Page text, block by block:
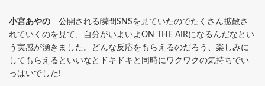
小宮あやの 公開される瞬間SNSを見ていたのでたくさん拡散さ
れていくのを見て、自分がいよいよON THE AIRになるんだなとい
う実感が湧きました。どんな反応をもらえるのだろう、楽しみに
してもらえるといいなとドキドキと同時にワクワクの気持ちでい
っぱいでした!